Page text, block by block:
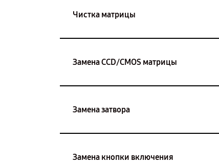
Чистка матрицы
Замена CCD/CMOS матрицы
Замена затвора
Замена кнопки включения